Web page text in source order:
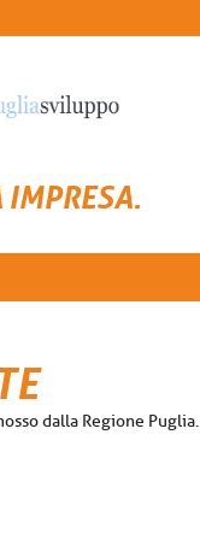
dalla Regione Puglia.